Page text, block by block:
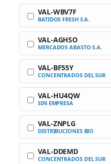
VAL-WBV7F
BATIDOS FRESH S.A.
VAL-AGHSO
MERCADOS ABASTO S.A.
VAL-BF55Y
CONCENTRADOS DEL SUR
VAL-HU4QW
SIN EMPRESA
VAL-ZNPLG
DISTRIBUCIONES BIO
VAL-DDEMD
CONCENTRADOS DEL SUR